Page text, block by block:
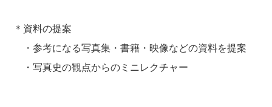
＊資料の提案
・参考になる写真集・書籍・映像などの資料を提案
・写真史の観点からのミニレクチャー